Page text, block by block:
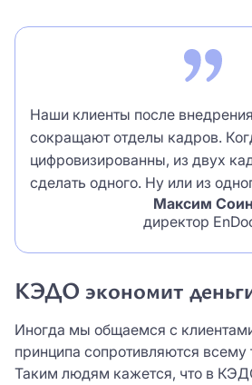
Максим Соин
директор
Наши клиенты после внедрения
сокращают отделы кадров.
цифровизированны, из двух
сделать одного. Ну или из
КЭДО экономит
Иногда мы общаемся с
принципа сопротивляются всему
Таким людям кажется, что в